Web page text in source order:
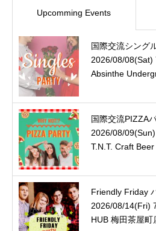
Upcomming Events
国際交流シング
2026/08/08(Sat)
Absinthe
国際交流PIZZA
2026/08/
T.N.T. Craft
Friendly Friday
2026/08/14(Fri)
HUB 梅田茶屋町